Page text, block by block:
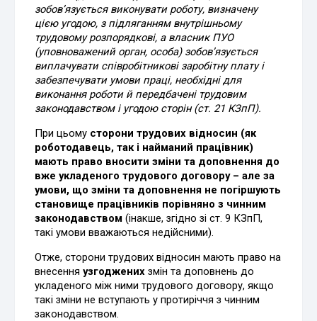
зобов’язується виконувати роботу, визначену
цією угодою, з підляганням внутрішньому
трудовому розпорядкові, а власник ПУО
(уповноважений орган, особа) зобов’язується
виплачувати співробітникові заробітну плату і
забезпечувати умови праці, необхідні для
виконання роботи й передбачені трудовим
законодавством і угодою сторін (ст. 21 КЗпП).
При цьому сторони трудових відносин (як
роботодавець, так і найманий працівник)
мають право вносити зміни та доповнення до
вже укладеного трудового договору – але за
умови, що зміни та доповнення не погіршують
становище працівників порівняно з чинним
законодавством (інакше, згідно зі ст. 9 КЗпП,
такі умови вважаються недійсними).
Отже, сторони трудових відносин мають право на
внесенняузгоджених змін та доповнень до
укладеного між ними трудового договору, якщо
такі зміни не вступають у протиріччя з чинним
законодавством.